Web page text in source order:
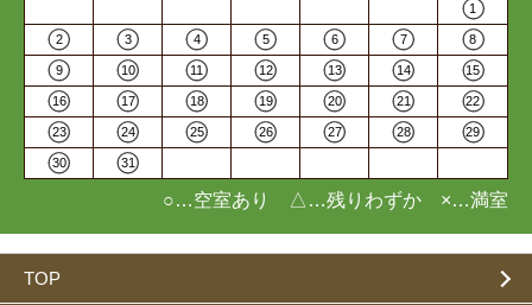
1
2 3 4 5 6 7 8
9 10 11 12 13 14 15
16 17 18 19 20 21 22
23 24 25 26 27 28 29
30 31
○…空室あり △…残りわずか ×…満室
TOP